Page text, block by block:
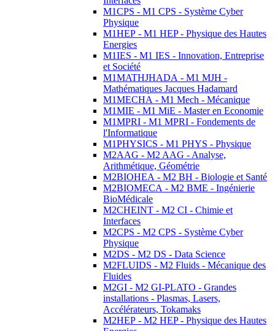
M1CPS - M1 CPS - Système Cyber
Physique
M1HEP - M1 HEP - Physique des Hautes
Energies
M1IES - M1 IES - Innovation, Entreprise
et Société
M1MATHJHADA - M1 MJH -
Mathématiques Jacques Hadamard
M1MECHA - M1 Mech - Mécanique
M1MIE - M1 MiE - Master en Economie
M1MPRI - M1 MPRI - Fondements de
l'Informatique
M1PHYSICS - M1 PHYS - Physique
M2AAG - M2 AAG - Analyse,
Arithmétique, Géométrie
M2BIOHEA - M2 BH - Biologie et Santé
M2BIOMECA - M2 BME - Ingénierie
BioMédicale
M2CHEINT - M2 CI - Chimie et
Interfaces
M2CPS - M2 CPS - Système Cyber
Physique
M2DS - M2 DS - Data Science
M2FLUIDS - M2 Fluids - Mécanique des
Fluides
M2GI - M2 GI-PLATO - Grandes
installations - Plasmas, Lasers,
Accélérateurs, Tokamaks
M2HEP - M2 HEP - Physique des Hautes